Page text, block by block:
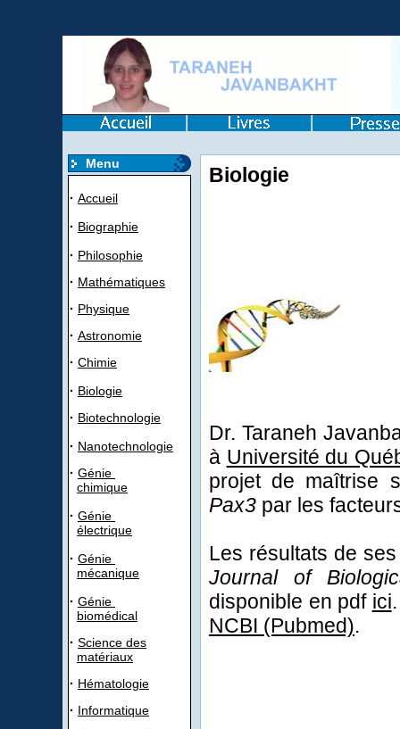
Menu
· Accueil
· Biographie
· Philosophie
· Mathématiques
· Physique
· Astronomie
· Chimie
· Biologie
· Biotechnologie
· Nanotechnologie
· Génie
chimique
· Génie
électrique
· Génie
mécanique
· Génie
biomédical
· Science des
matériaux
· Hématologie
· Informatique
Biologie
Dr. Taraneh
à Université du
projet de maîtrise
Pax3 par les
Les résultats de
Journal of
disponible en pdf ici
NCBI (Pubmed).